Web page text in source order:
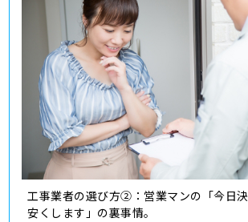
工事業者の選び方②：営業マンの「今日決
安くします」の裏事情。